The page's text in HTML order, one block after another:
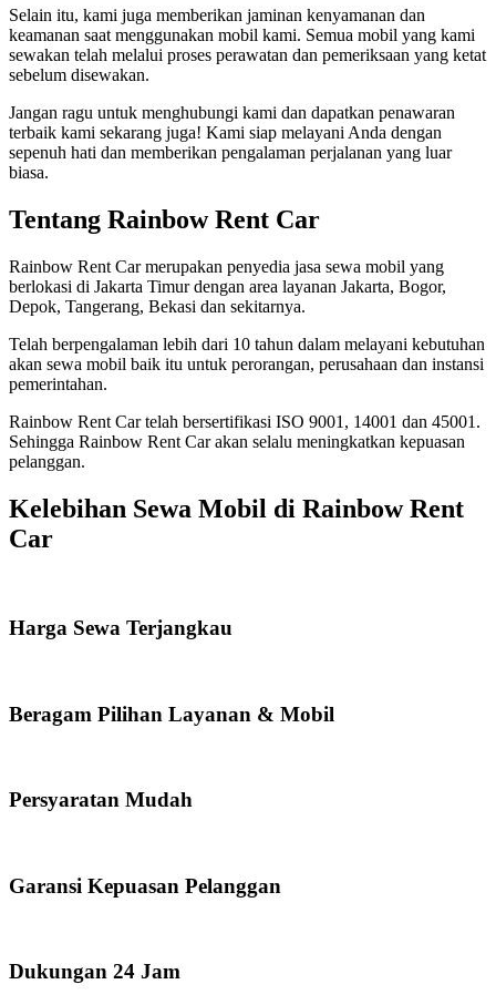
Selain itu, kami juga memberikan jaminan kenyamanan dan
keamanan saat menggunakan mobil kami. Semua mobil yang kami
sewakan telah melalui proses perawatan dan pemeriksaan yang ketat
sebelum disewakan.
Jangan ragu untuk menghubungi kami dan dapatkan penawaran
terbaik kami sekarang juga! Kami siap melayani Anda dengan
sepenuh hati dan memberikan pengalaman perjalanan yang luar
biasa.
Tentang Rainbow Rent Car
Rainbow Rent Car merupakan penyedia jasa sewa mobil yang
berlokasi di Jakarta Timur dengan area layanan Jakarta, Bogor,
Depok, Tangerang, Bekasi dan sekitarnya.
Telah berpengalaman lebih dari 10 tahun dalam melayani kebutuhan
akan sewa mobil baik itu untuk perorangan, perusahaan dan instansi
pemerintahan.
Rainbow Rent Car telah bersertifikasi ISO 9001, 14001 dan 45001.
Sehingga Rainbow Rent Car akan selalu meningkatkan kepuasan
pelanggan.
Kelebihan Sewa Mobil di Rainbow Rent
Car
Harga Sewa Terjangkau
Beragam Pilihan Layanan & Mobil
Persyaratan Mudah
Garansi Kepuasan Pelanggan
Dukungan 24 Jam